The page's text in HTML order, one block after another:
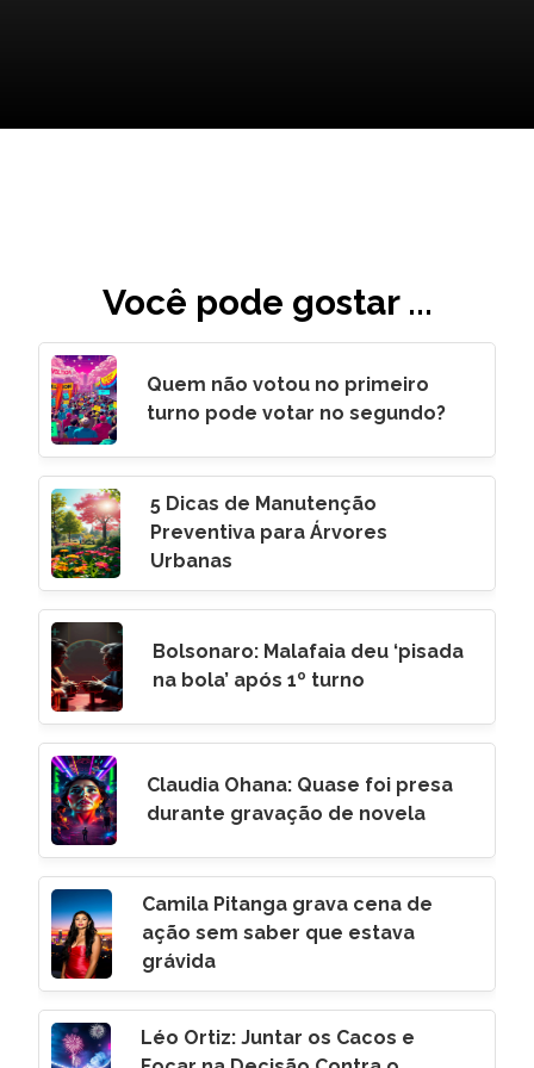
Você pode gostar ...
Quem não votou no primeiro
turno pode votar no segundo?
5 Dicas de Manutenção
Preventiva para Árvores
Urbanas
Bolsonaro: Malafaia deu ‘pisada
na bola’ após 1º turno
Claudia Ohana: Quase foi presa
durante gravação de novela
Camila Pitanga grava cena de
ação sem saber que estava
grávida
Léo Ortiz: Juntar os Cacos e